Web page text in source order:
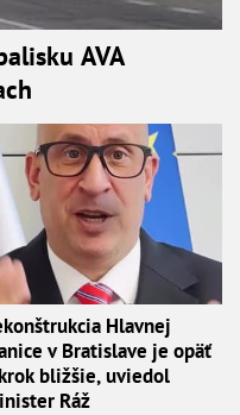
AVA
Hlavnej
v Bratislave je opäť
bližšie, uviedol
Ráž